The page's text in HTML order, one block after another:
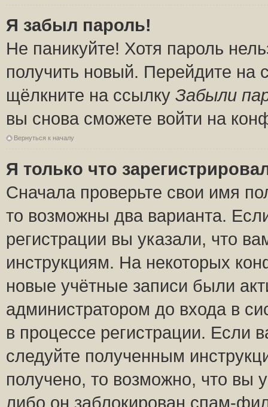
Я забыл пароль!
Не паникуйте! Хотя пароль
получить новый. Перейдите на
щёлкните на ссылку Забыли
вы снова сможете войти на
Вернуться к началу
Я только что
Сначала проверьте свои имя
то возможны два варианта.
регистрации вы указали, что
инструкциям. На некоторых
новые учётные записи были
администратором до входа в
в процессе регистрации.
следуйте полученным
получено, то возможно, что вы
либо он заблокирован спам-